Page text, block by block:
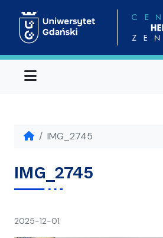
Menu
IMG_2745
IMG_2745
2025-12-01